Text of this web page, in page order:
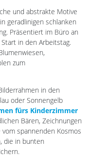
und abstrakte Motive
geradlinigen schlanken
Präsentiert im Büro an
in den Arbeitstag.
zum
in den
oder Sonnengelb
fürs Kinderzimmer
Bären, Zeichnungen
spannenden Kosmos
die in bunten